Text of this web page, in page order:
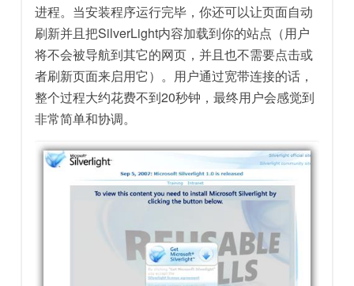
进程。当安装程序运行完毕，你还可以让页面自动
刷新并且把SilverLight内容加载到你的站点（用户
将不会被导航到其它的网页，并且也不需要点击或
者刷新页面来启用它）。用户通过宽带连接的话，
整个过程大约花费不到20秒钟，最终用户会感觉到
非常简单和协调。